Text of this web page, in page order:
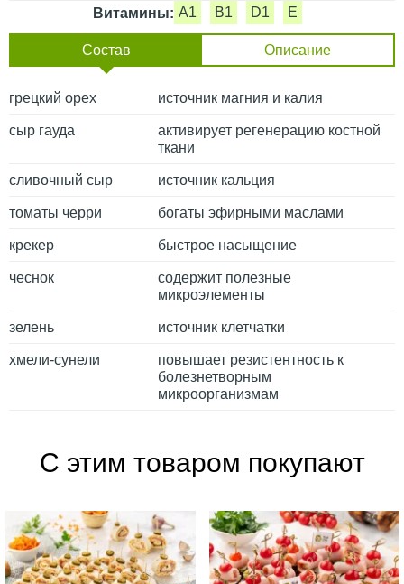
Витамины: A1 B1 D1 E
Состав Описание
грецкий орех источник магния и калия
сыр гауда
активирует регенерацию костной
ткани
сливочный сыр источник кальция
томаты черри богаты эфирными маслами
крекер быстрое насыщение
чеснок
содержит полезные
микроэлементы
зелень источник клетчатки
хмели-сунели
повышает резистентность к
болезнетворным
микроорганизмам
С этим товаром покупают